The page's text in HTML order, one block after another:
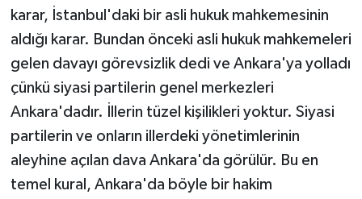
karar, İstanbul'daki bir asli hukuk mahkemesinin
aldığı karar. Bundan önceki asli hukuk mahkemeleri
gelen davayı görevsizlik dedi ve Ankara'ya yolladı
çünkü siyasi partilerin genel merkezleri
Ankara'dadır. İllerin tüzel kişilikleri yoktur. Siyasi
partilerin ve onların illerdeki yönetimlerinin
aleyhine açılan dava Ankara'da görülür. Bu en
temel kural, Ankara'da böyle bir hakim